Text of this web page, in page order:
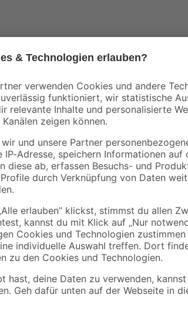
4,29€
mm 120 -
2,49€
Das 3-teilige
einem Fertigschneider
M12 konzipiert. Dies
Norm DIN 352 gefertigt